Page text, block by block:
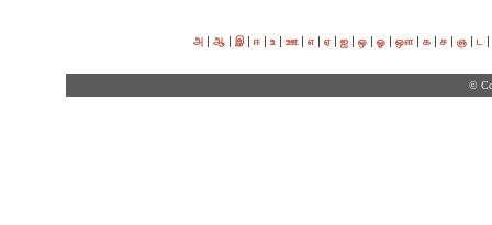
அ | ஆ | இ| ஈ | உ | ஊ | எ | ஏ | ஐ | ஒ | ஓ | ஔ| க | ச | ஞ | ட |
©